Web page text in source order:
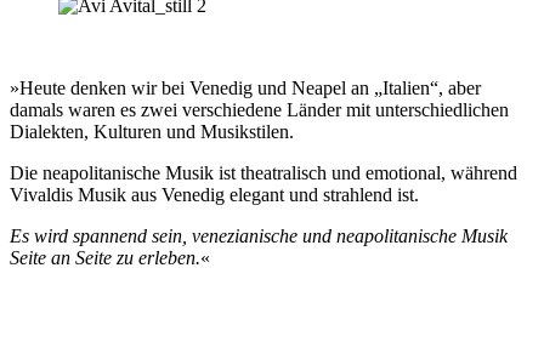
»Heute denken wir bei Venedig und Neapel an „Italien“, aber
damals waren es zwei verschiedene Länder mit unterschiedlichen
Dialekten, Kulturen und Musikstilen.
Die neapolitanische Musik ist theatralisch und emotional, während
Vivaldis Musik aus Venedig elegant und strahlend ist.
Es wird spannend sein, venezianische und neapolitanische Musik
Seite an Seite zu erleben.«